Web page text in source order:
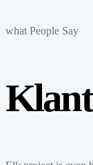
what People Say